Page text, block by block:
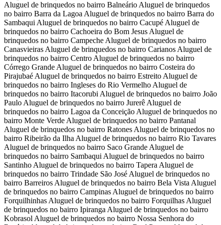
Aluguel de brinquedos no bairro Balneário Aluguel de brinquedos
no bairro Barra da Lagoa Aluguel de brinquedos no bairro Barra do
Sambaqui Aluguel de brinquedos no bairro Cacupé Aluguel de
brinquedos no bairro Cachoeira do Bom Jesus Aluguel de
brinquedos no bairro Campeche Aluguel de brinquedos no bairro
Canasvieiras Aluguel de brinquedos no bairro Carianos Aluguel de
brinquedos no bairro Centro Aluguel de brinquedos no bairro
Córrego Grande Aluguel de brinquedos no bairro Costeira do
Pirajubaé Aluguel de brinquedos no bairro Estreito Aluguel de
brinquedos no bairro Ingleses do Rio Vermelho Aluguel de
brinquedos no bairro Itacorubi Aluguel de brinquedos no bairro João
Paulo Aluguel de brinquedos no bairro Jurerê Aluguel de
brinquedos no bairro Lagoa da Conceição Aluguel de brinquedos no
bairro Monte Verde Aluguel de brinquedos no bairro Pantanal
Aluguel de brinquedos no bairro Ratones Aluguel de brinquedos no
bairro Ribeirão da Ilha Aluguel de brinquedos no bairro Rio Tavares
Aluguel de brinquedos no bairro Saco Grande Aluguel de
brinquedos no bairro Sambaqui Aluguel de brinquedos no bairro
Santinho Aluguel de brinquedos no bairro Tapera Aluguel de
brinquedos no bairro Trindade São José Aluguel de brinquedos no
bairro Barreiros Aluguel de brinquedos no bairro Bela Vista Aluguel
de brinquedos no bairro Campinas Aluguel de brinquedos no bairro
Forquilhinhas Aluguel de brinquedos no bairro Forquilhas Aluguel
de brinquedos no bairro Ipiranga Aluguel de brinquedos no bairro
Kobrasol Aluguel de brinquedos no bairro Nossa Senhora do